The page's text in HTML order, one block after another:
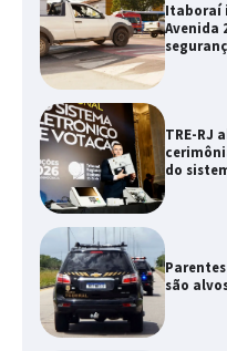
Itaboraí
Avenida
TRE-RJ
do
são